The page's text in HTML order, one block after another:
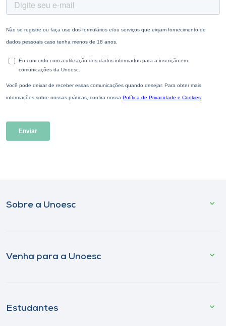
Sobre a Unoesc
Venha para a Unoesc
Estudantes